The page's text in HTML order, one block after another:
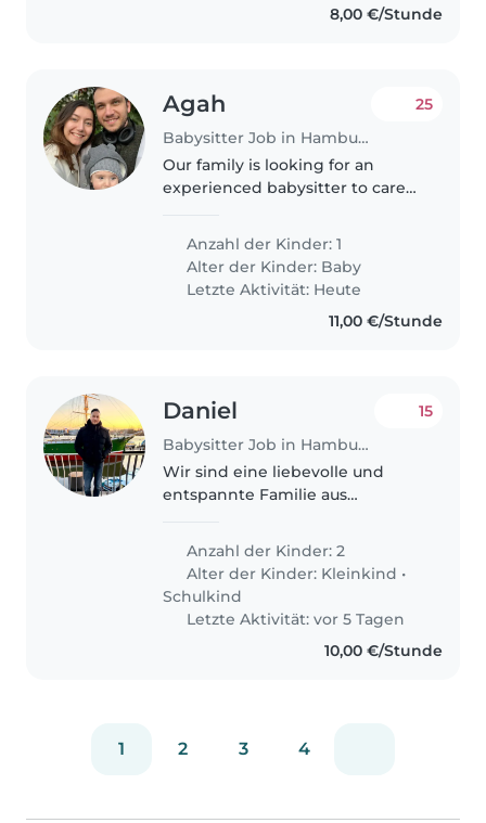
8,00 €/Stunde
Agah
Babysitter Job in Hamburg
25
Our family is looking for an
experienced babysitter to care
Our little one is very sporty,
curious, and friendly. We're
hoping to find someone who..
Anzahl der Kinder: 1
Alter der Kinder: Baby
Letzte Aktivität: Heute
11,00 €/Stunde
Daniel
Babysitter Job in Hamburg
15
Wir sind eine liebevolle und
entspannte Familie aus
Kai (6) und Amy (3). Unsere
Kinder sind neugierig, verspielt
und offen, und wir legen viel
Wert auf..
Anzahl der Kinder: 2
Alter der Kinder: Kleinkind •
Schulkind
Letzte Aktivität: vor 5 Tagen
10,00 €/Stunde
1 2 3 4